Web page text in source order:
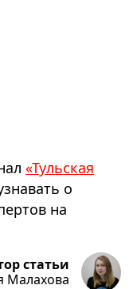
«Тульская
о
на
статьи
Малахова